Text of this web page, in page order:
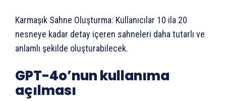
Karmaşık Sahne Oluşturma: Kullanıcılar 10 ila 20
nesneye kadar detay içeren sahneleri daha tutarlı ve
anlamlı şekilde oluşturabilecek.
GPT-4o’nun kullanıma
açılması